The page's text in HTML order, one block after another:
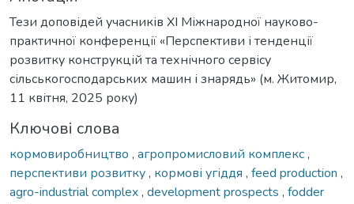
Тези доповідей учасників XI Міжнародної науково-
практичної конференції «Перспективи і тенденції
розвитку конструкцій та технічного сервісу
сільськогосподарських машин і знарядь» (м. Житомир,
11 квітня, 2025 року)
Ключові слова
кормовиробництво , агропромисловий комплекс,
перспективи розвитку, кормові угіддя , feed production ,
agro-industrial complex, development prospects , fodder